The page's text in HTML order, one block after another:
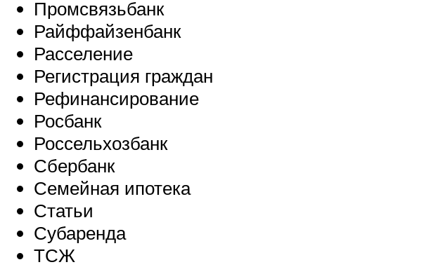
Промсвязьбанк
Райффайзенбанк
Расселение
Регистрация граждан
Рефинансирование
Росбанк
Россельхозбанк
Сбербанк
Семейная ипотека
Статьи
Субаренда
ТСЖ